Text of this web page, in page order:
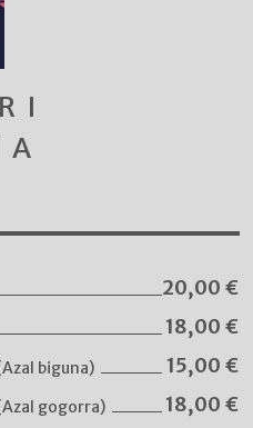
20,00 €
18,00 €
biguna) 15,00 €
gogorra) 18,00 €